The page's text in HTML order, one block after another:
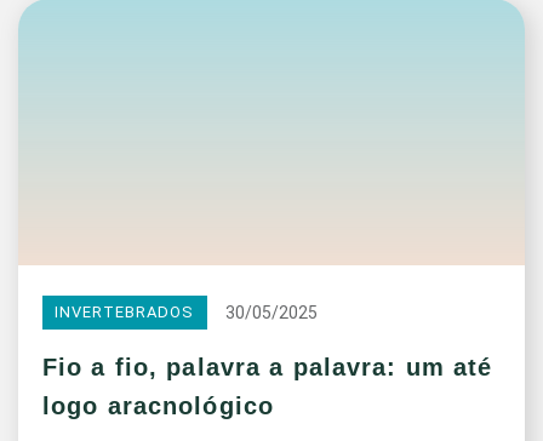
INVERTEBRADOS 30/05/2025
Fio a fio, palavra a palavra: um até
logo aracnológico